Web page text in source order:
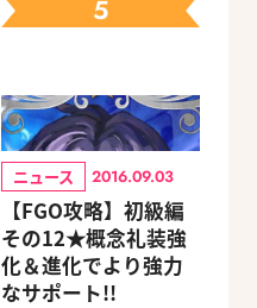
5
ニュース 2016.09.03
【FGO攻略】初級編
その12★概念礼装強
化＆進化でより強力
なサポート!!